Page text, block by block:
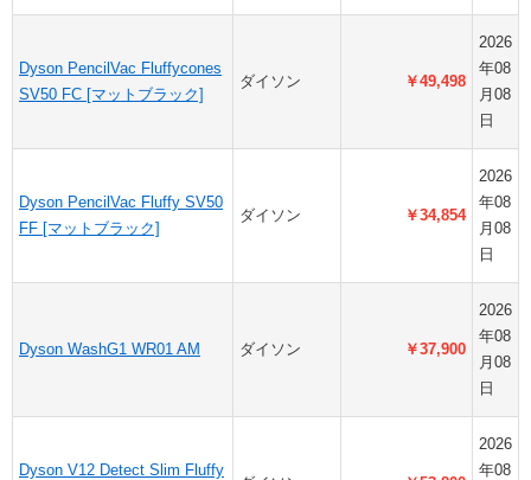
Dyson PencilVac Fluffycones
SV50 FC [マットブラック]
ダイソン ￥49,498
2026
年08
月08
日
Dyson PencilVac Fluffy SV50
FF [マットブラック]
ダイソン ￥34,854
2026
年08
月08
日
Dyson WashG1 WR01 AM ダイソン ￥37,900
2026
年08
月08
日
Dyson V12 Detect Slim Fluffy
2026
年08